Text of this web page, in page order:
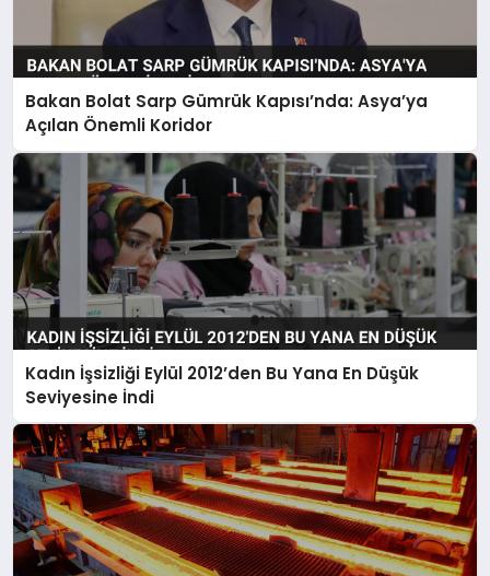
Bakan Bolat Sarp Gümrük Kapısı’nda: Asya’ya
Açılan Önemli Koridor
Kadın İşsizliği Eylül 2012’den Bu Yana En Düşük
Seviyesine İndi